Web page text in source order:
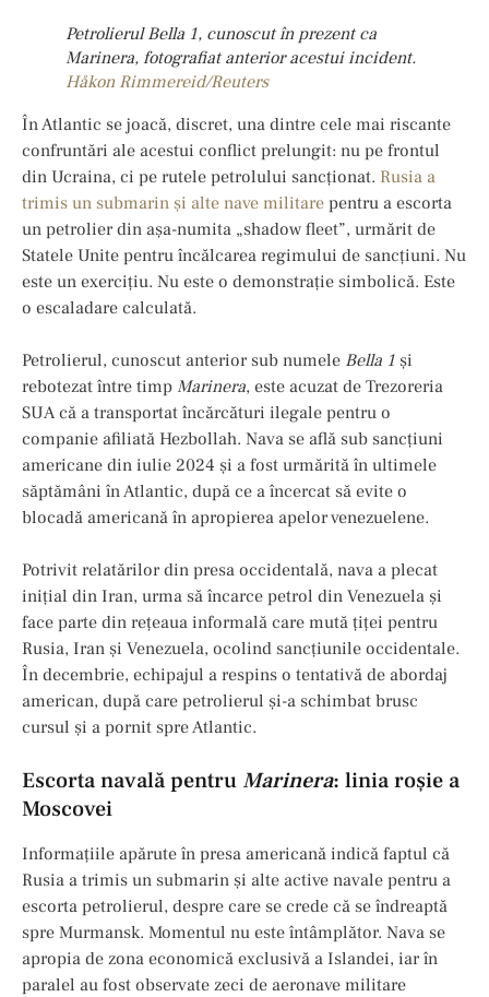
Petrolierul Bella 1, cunoscut în prezent ca
Marinera, fotografiat anterior acestui incident.
Håkon Rimmereid/Reuters
În Atlantic se joacă, discret, una dintre cele mai riscante
confruntări ale acestui conflict prelungit: nu pe frontul
din Ucraina, ci pe rutele petrolului sancționat. Rusia a
trimis un submarin și alte nave militare pentru a escorta
un petrolier din așa-numita „shadow fleet”, urmărit de
Statele Unite pentru încălcarea regimului de sancțiuni. Nu
este un exercițiu. Nu este o demonstrație simbolică. Este
o escaladare calculată.
Petrolierul, cunoscut anterior sub numele Bella 1 și
rebotezat între timp Marinera, este acuzat de Trezoreria
SUA că a transportat încărcături ilegale pentru o
companie afiliată Hezbollah. Nava se află sub sancțiuni
americane din iulie 2024 și a fost urmărită în ultimele
săptămâni în Atlantic, după ce a încercat să evite o
blocadă americană în apropierea apelor venezuelene.
Potrivit relatărilor din presa occidentală, nava a plecat
inițial din Iran, urma să încarce petrol din Venezuela și
face parte din rețeaua informală care mută țiței pentru
Rusia, Iran și Venezuela, ocolind sancțiunile occidentale.
În decembrie, echipajul a respins o tentativă de abordaj
american, după care petrolierul și-a schimbat brusc
cursul și a pornit spre Atlantic.
Escorta navală pentru Marinera: linia roşie a
Moscovei
Informațiile apărute în presa americană indică faptul că
Rusia a trimis un submarin și alte active navale pentru a
escorta petrolierul, despre care se crede că se îndreaptă
spre Murmansk. Momentul nu este întâmplător. Nava se
apropia de zona economică exclusivă a Islandei, iar în
paralel au fost observate zeci de aeronave militare